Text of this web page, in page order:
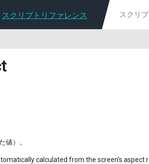
スクリプトリファレンス
値）。
calculated from the screen's